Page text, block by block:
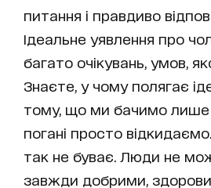
питання і правдиво
Ідеальне уявлення про
багато очікувань, умов,
Знаєте, у чому полягає
тому, що ми бачимо лише
погані просто
так не буває. Люди не
завжди добрими,